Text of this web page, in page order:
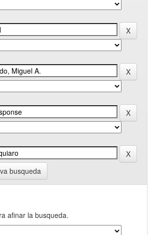
busqueda
afinar la busqueda.